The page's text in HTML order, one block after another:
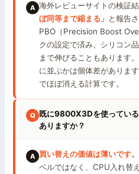
海外レビューサイトの検証
ぼ同等まで縮まる」 と報告
PBO（Precision Boost
クの設定で済み、シリコン
まで伸びることもあります
に並ぶかは個体差がありま
でほぼ消える計算です。
既に9800X3Dを使ってい
ありますか？
買い替えの価値は薄いです。
ベルではなく、CPU入れ替